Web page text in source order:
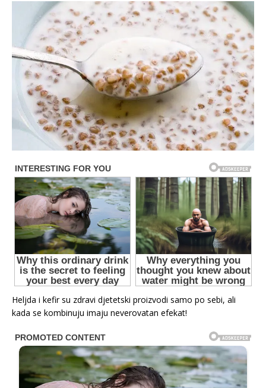
Heljda i kefir su zdravi djetetski proizvodi samo po sebi, ali
kada se kombinuju imaju neverovatan efekat!